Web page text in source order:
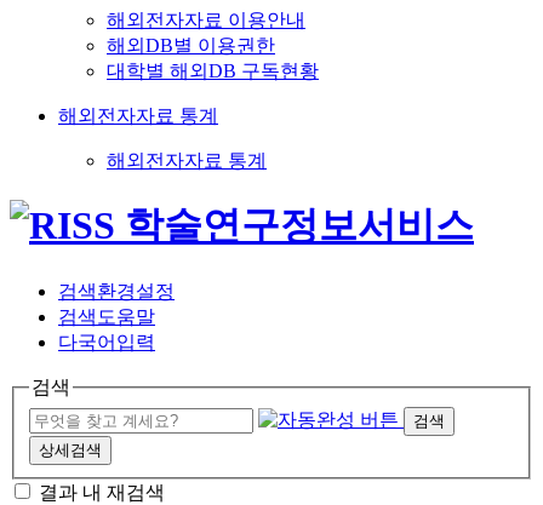
해외전자자료 이용안내
해외DB별 이용권한
대학별 해외DB 구독현황
해외전자자료 통계
해외전자자료 통계
검색환경설정
검색도움말
다국어입력
검색
검색
상세검색
결과 내 재검색